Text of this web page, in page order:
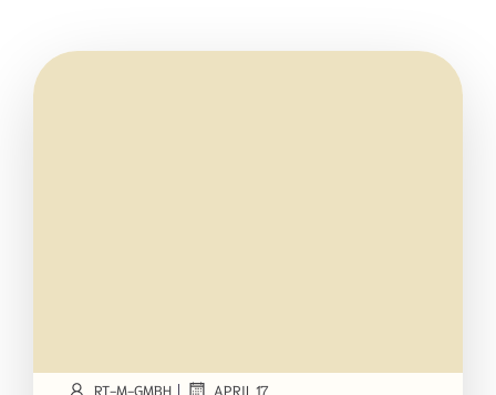
RT-M-GMBH APRIL 17